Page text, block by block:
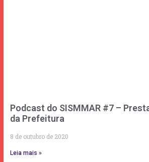
Podcast do SISMMAR #7 –
da Prefeitura
8 de outubro de 2020
Leia mais »